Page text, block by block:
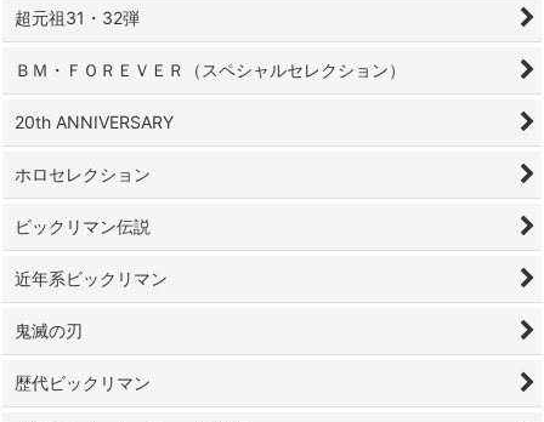
超元祖31・32弾
ＢＭ・ＦＯＲＥＶＥＲ（スペシャルセレクション）
20th ANNIVERSARY
ホロセレクション
ビックリマン伝説
近年系ビックリマン
鬼滅の刃
歴代ビックリマン